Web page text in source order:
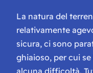
La natura del
relativamente
sicura, ci sono
ghiaioso, per cui
alcuna difficoltà.